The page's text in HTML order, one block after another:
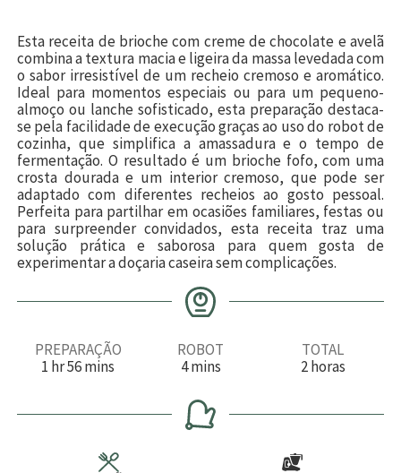
Esta receita de brioche com creme de chocolate e avelã
combina a textura macia e ligeira da massa levedada com
o sabor irresistível de um recheio cremoso e aromático.
Ideal para momentos especiais ou para um pequeno-
almoço ou lanche sofisticado, esta preparação destaca-
se pela facilidade de execução graças ao uso do robot de
cozinha, que simplifica a amassadura e o tempo de
fermentação. O resultado é um brioche fofo, com uma
crosta dourada e um interior cremoso, que pode ser
adaptado com diferentes recheios ao gosto pessoal.
Perfeita para partilhar em ocasiões familiares, festas ou
para surpreender convidados, esta receita traz uma
solução prática e saborosa para quem gosta de
experimentar a doçaria caseira sem complicações.
PREPARAÇÃO
1 h
a
hr56m
u
mins
ROBOT
4m
n
u
t
mins
TOTAL
2h
a
horas